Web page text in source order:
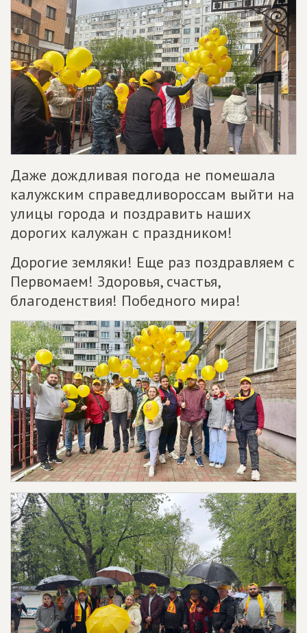
Даже дождливая погода не помешала
калужским справедливороссам выйти на
улицы города и поздравить наших
дорогих калужан с праздником!
Дорогие земляки! Еще раз поздравляем с
Первомаем! Здоровья, счастья,
благоденствия! Победного мира!